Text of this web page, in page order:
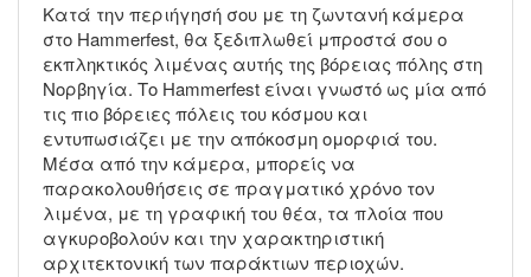
Κατά την περιήγησή σου με τη ζωντανή κάμερα
στο Hammerfest, θα ξεδιπλωθεί μπροστά σου ο
εκπληκτικός λιμένας αυτής της βόρειας πόλης στη
Νορβηγία. Το Hammerfest είναι γνωστό ως μία από
τις πιο βόρειες πόλεις του κόσμου και
εντυπωσιάζει με την απόκοσμη ομορφιά του.
Μέσα από την κάμερα, μπορείς να
παρακολουθήσεις σε πραγματικό χρόνο τον
λιμένα, με τη γραφική του θέα, τα πλοία που
αγκυροβολούν και την χαρακτηριστική
αρχιτεκτονική των παράκτιων περιοχών.